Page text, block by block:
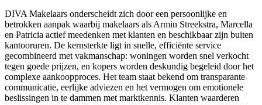
DIVA Makelaars onderscheidt zich door een persoonlijke en
betrokken aanpak waarbij makelaars als Armin Streekstra, Marcella
en Patricia actief meedenken met klanten en beschikbaar zijn buiten
kantooruren. De kernsterkte ligt in snelle, efficiënte service
gecombineerd met vakmanschap: woningen worden snel verkocht
tegen goede prijzen, en kopers worden deskundig begeleid door het
complexe aankoopproces. Het team staat bekend om transparante
communicatie, eerlijke adviezen en het vermogen om emotionele
beslissingen in te dammen met marktkennis. Klanten waarderen